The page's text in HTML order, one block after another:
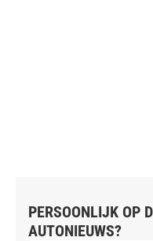
PERSOONLIJK OP
AUTONIEUWS?